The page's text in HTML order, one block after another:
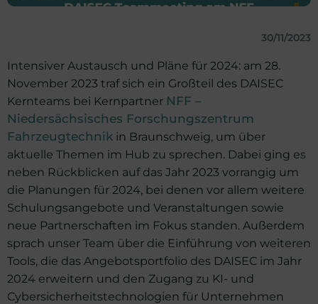
30/11/2023
Intensiver Austausch und Pläne für 2024: am 28.
November 2023 traf sich ein Großteil des DAISEC
Kernteams bei Kernpartner NFF –
Niedersächsisches Forschungszentrum
Fahrzeugtechnik in Braunschweig, um über
aktuelle Themen im Hub zu sprechen. Dabei ging es
neben Rückblicken auf das Jahr 2023 vorrangig um
die Planungen für 2024, bei denen vor allem weitere
Schulungsangebote und Veranstaltungen sowie
neue Partnerschaften im Fokus standen. Außerdem
sprach unser Team über die Einführung von weiteren
Tools, die das Angebotsportfolio des DAISEC im Jahr
2024 erweitern und den Zugang zu KI- und
Cybersicherheitstechnologien für Unternehmen